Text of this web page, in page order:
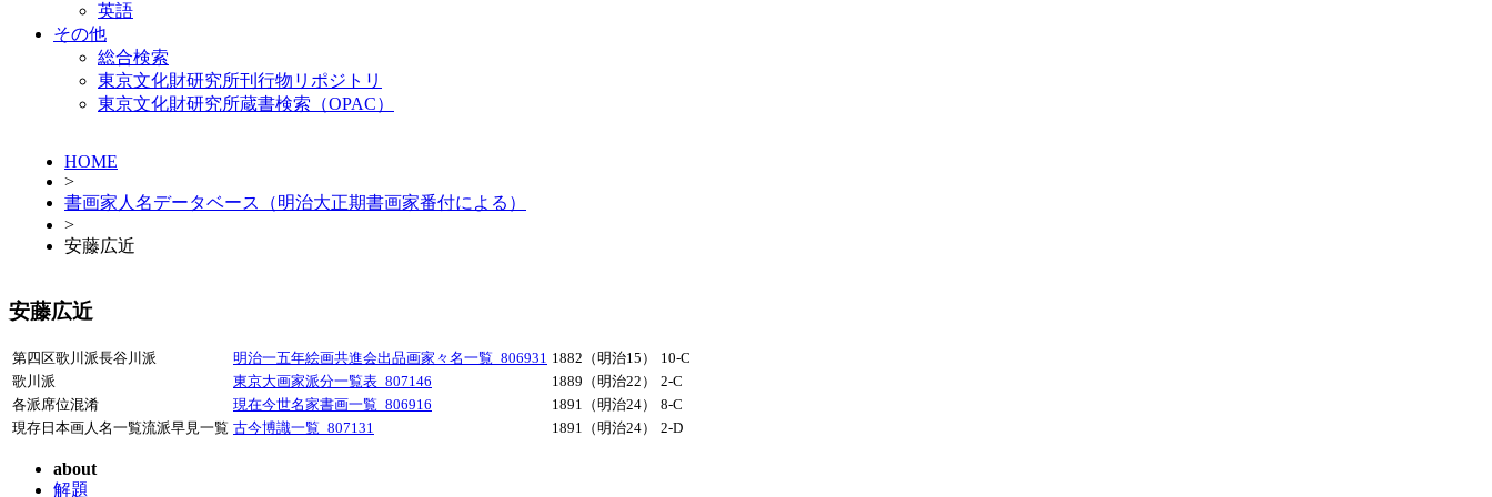
英語
その他
総合検索
東京文化財研究所刊行物リポジトリ
東京文化財研究所蔵書検索（OPAC）
HOME
>
書画家人名データベース（明治大正期書画家番付による）
>
安藤広近
安藤広近
第四区歌川派長谷川派 明治一五年絵画共進会出品画家々名一覧_806931 1882（明治15）
10-C
歌川派
東京大画家派分一覧表_807146 1889（明治22）
2-C
各派席位混淆
現在今世名家書画一覧_806916 1891（明治24）
8-C
現存日本画人名一覧流派早見一覧 古今博識一覧_807131 1891（明治24） 2-D
about
解題